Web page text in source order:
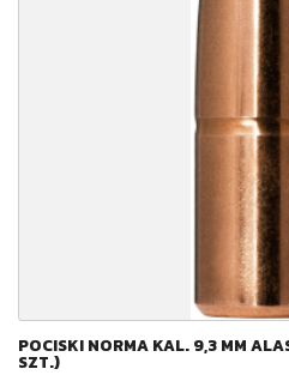
POCISKI NORMA KAL. 9,3 MM
SZT.)